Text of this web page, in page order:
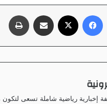
إخبارية رياضية شاملة تسعى